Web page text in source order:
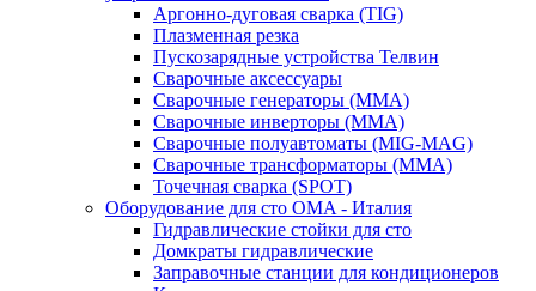
Аргонно-дуговая сварка (TIG)
Плазменная резка
Пускозарядные устройства Телвин
Сварочные аксессуары
Сварочные генераторы (MMA)
Сварочные инверторы (MMA)
Сварочные полуавтоматы (MIG-MAG)
Сварочные трансформаторы (MMA)
Точечная сварка (SPOT)
Оборудование для сто OMA - Италия
Гидравлические стойки для сто
Домкраты гидравлические
Заправочные станции для кондиционеров